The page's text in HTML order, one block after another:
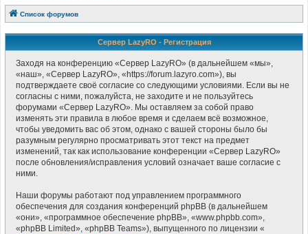
Список форумов
Сервер LazyRO - Регистрация
Заходя на конференцию «Сервер LazyRO» (в дальнейшем «мы»,
«наш», «Сервер LazyRO», «https://forum.lazyro.com»), вы
подтверждаете своё согласие со следующими условиями. Если вы не
согласны с ними, пожалуйста, не заходите и не пользуйтесь
форумами «Сервер LazyRO». Мы оставляем за собой право
изменять эти правила в любое время и сделаем всё возможное,
чтобы уведомить вас об этом, однако с вашей стороны было бы
разумным регулярно просматривать этот текст на предмет
изменений, так как использование конференции «Сервер LazyRO»
после обновления/исправления условий означает ваше согласие с
ними.
Наши форумы работают под управлением программного
обеспечения для создания конференций phpBB (в дальнейшем
«они», «программное обеспечение phpBB», «www.phpbb.com»,
«phpBB Limited», «phpBB Teams»), выпущенного по лицензии «